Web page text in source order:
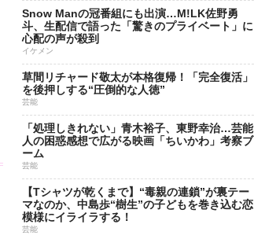
Snow Manの冠番組にも出演…M!LK佐野勇
斗、生配信で語った「驚きのプライベート」に
心配の声が殺到
イケメン
草間リチャード敬太が本格復帰！「完全復活」
を後押しする“圧倒的な人徳”
芸能
「処理しきれない」青木裕子、東野幸治…芸能
人の困惑感想で広がる映画「ちいかわ」考察ブ
ーム
芸能
【Tシャツが乾くまで】“毒親の連鎖”が裏テー
マなのか、中島歩“樹生”の子どもを巻き込む恋
模様にイライラする！
芸能